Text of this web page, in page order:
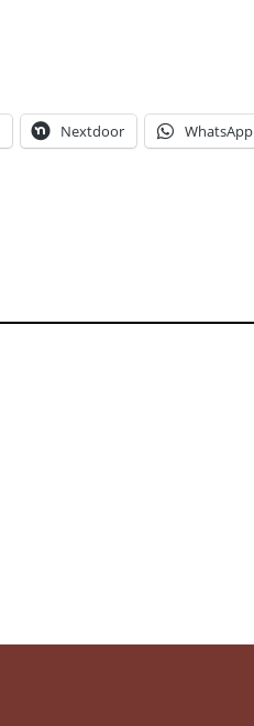
Nextdoor WhatsApp